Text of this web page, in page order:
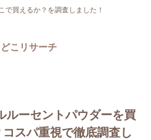
で買えるか？を調査しました！
こリサーチ
ルーセントパウダーを買
スパ重視で徹底調査し